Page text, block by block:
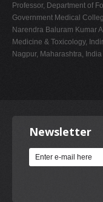
Professor, Department of
Government Medical
Narendra Baluram Kumar
Medicine & Toxicology,
Nagpur, Maharashtra,
Newsletter